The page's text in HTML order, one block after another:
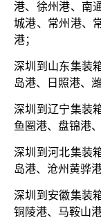
港、徐州港、南
城港、常州港、
港；
深圳到山东集装
岛港、日照港、
深圳到辽宁集装
鱼圈港、盘锦港
深圳到河北集装
岛港、沧州黄骅港
深圳到安徽集装
铜陵港、马鞍山